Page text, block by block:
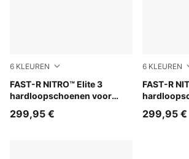
6 KLEUREN
FAST-R NITRO™ Elite 3
hardloopschoenen voor
Ultra Red-Inky Depths-PUMA White
299,95 €
6 KLEUREN
FAST-R
Apple
299,95 €